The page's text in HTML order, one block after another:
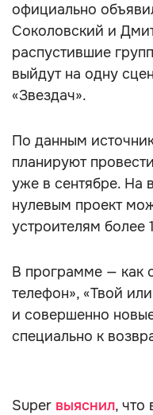
официально
Соколовский и
распустившие
выйдут на одну
«Звездач».
По данным
планируют
уже в сентябре. На
нулевым проект
устроителям более
В программе — как
телефон», «Твой
и совершенно
специально к
Super выяснил, что